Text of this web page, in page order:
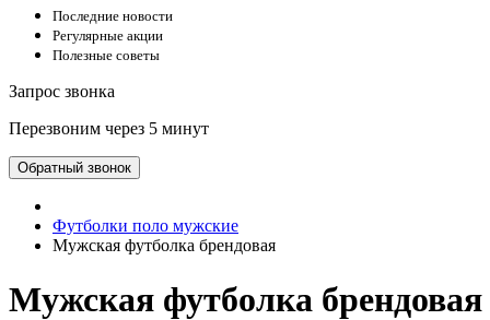
Последние новости
Регулярные акции
Полезные советы
Запрос звонка
Перезвоним через 5 минут
Обратный звонок
Футболки поло мужские
Мужская футболка брендовая
Мужская футболка